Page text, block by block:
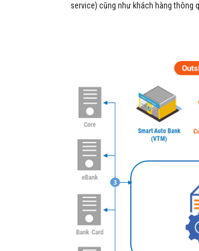
service) cũng như khách hàng thông